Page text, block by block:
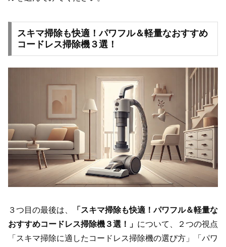
スキマ掃除も快適！パワフル＆軽量なおすすめ
コードレス掃除機３選！
３つ目の最後は、
「スキマ掃除も快適！パワフル＆軽量な
おすすめコードレス掃除機３選！」 について、２つの視点
「スキマ掃除に適したコードレス掃除機の選び方」「パワ